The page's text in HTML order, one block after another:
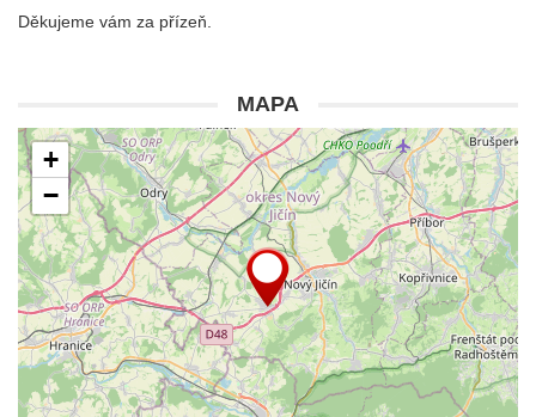
Děkujeme vám za přízeň.
MAPA
+
−